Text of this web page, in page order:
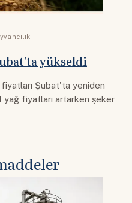
yükseldi
fiyatları Şubat'ta yeniden
fiyatları artarken şeker